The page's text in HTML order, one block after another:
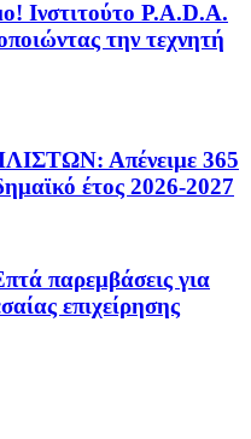
Ινστιτούτο P.A.D.A.
την τεχνητή
Απένειμε 365
έτος 2026-2027
παρεμβάσεις για
επιχείρησης